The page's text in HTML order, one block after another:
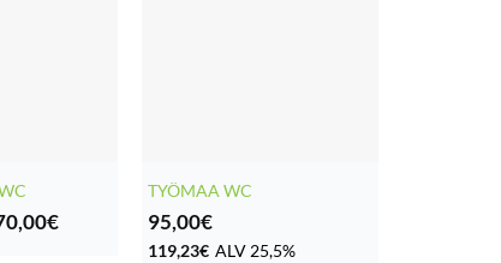
€Hintaluokka:
TYÖMAA WC
95,00€
119,23€ ALV 25,5%